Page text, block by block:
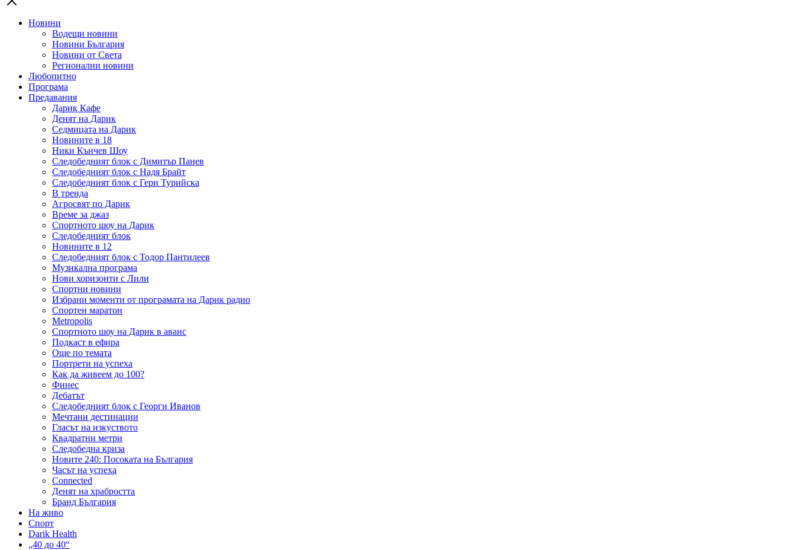
Новини
Водещи новини
Новини България
Новини от Света
Регионални новини
Любопитно
Програма
Предавания
Дарик Кафе
Денят на Дарик
Седмицата на Дарик
Новините в 18
Ники Кънчев Шоу
Следобедният блок с Димитър Панев
Следобедният блок с Надя Брайт
Следобедният блок с Гери Турийска
В тренда
Агросвят по Дарик
Време за джаз
Спортното шоу на Дарик
Следобедният блок
Новините в 12
Следобедният блок с Тодор Пантилеев
Музикална програма
Нови хоризонти с Лили
Спортни новини
Избрани моменти от програмата на Дарик радио
Спортен маратон
Metropolis
Спортното шоу на Дарик в аванс
Подкаст в ефира
Още по темата
Портрети на успеха
Как да живеем до 100?
Финес
Дебатът
Следобедният блок с Георги Иванов
Мечтани дестинации
Гласът на изкуството
Квадратни метри
Следобедна криза
Новите 240: Посоката на България
Часът на успеха
Connected
Денят на храбростта
Бранд България
На живо
Спорт
Darik Health
„40 до 40“